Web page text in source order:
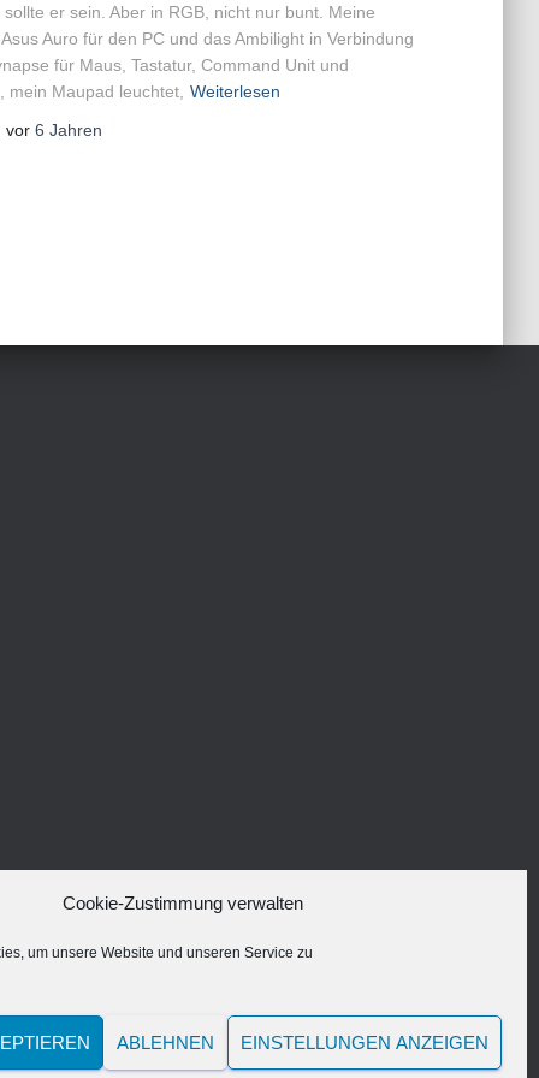
Cookie-Zustimmung verwalten
um unsere Website und unseren Service zu
ABLEHNEN EINSTELLUNGEN ANZEIGEN
sollte er sein. Aber in RGB, nicht nur bunt. Meine
Auro für den PC und das Ambilight in Verbindung
für Maus, Tastatur, Command Unit und
mein Maupad leuchtet, Weiterlesen
, vor 6 Jahren